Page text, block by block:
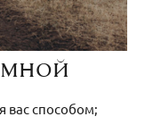
вас способом;